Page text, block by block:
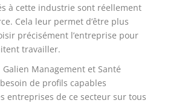
à cette industrie sont réellement
Cela leur permet d’être plus
précisément l’entreprise pour
travailler.
Galien Management et Santé
de profils capables
entreprises de ce secteur sur tous